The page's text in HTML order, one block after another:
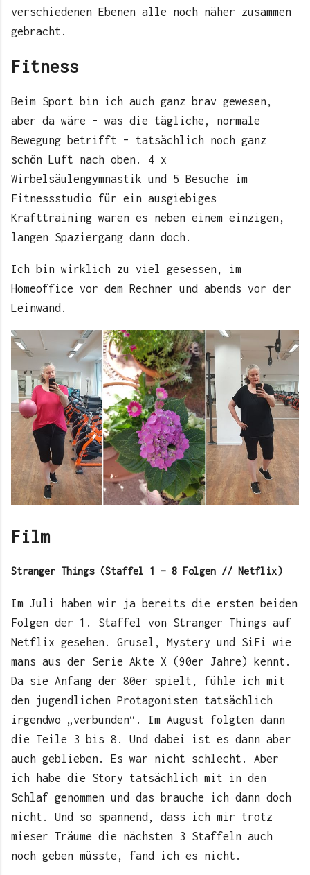
verschiedenen Ebenen alle noch näher zusammen
gebracht.
Fitness
Beim Sport bin ich auch ganz brav gewesen,
aber da wäre – was die tägliche, normale
Bewegung betrifft – tatsächlich noch ganz
schön Luft nach oben. 4 x
Wirbelsäulengymnastik und 5 Besuche im
Fitnessstudio für ein ausgiebiges
Krafttraining waren es neben einem einzigen,
langen Spaziergang dann doch.
Ich bin wirklich zu viel gesessen, im
Homeoffice vor dem Rechner und abends vor der
Leinwand.
Film
Stranger Things (Staffel 1 – 8 Folgen // Netflix)
Im Juli haben wir ja bereits die ersten beiden
Folgen der 1. Staffel von Stranger Things auf
Netflix gesehen. Grusel, Mystery und SiFi wie
mans aus der Serie Akte X (90er Jahre) kennt.
Da sie Anfang der 80er spielt, fühle ich mit
den jugendlichen Protagonisten tatsächlich
irgendwo „verbunden“. Im August folgten dann
die Teile 3 bis 8. Und dabei ist es dann aber
auch geblieben. Es war nicht schlecht. Aber
ich habe die Story tatsächlich mit in den
Schlaf genommen und das brauche ich dann doch
nicht. Und so spannend, dass ich mir trotz
mieser Träume die nächsten 3 Staffeln auch
noch geben müsste, fand ich es nicht.